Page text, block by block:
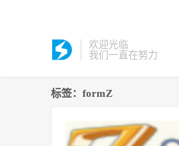
欢迎光临
我们一直在努力
标签：formZ